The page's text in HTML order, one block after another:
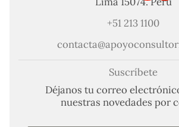
+51 213 1100
Suscríbete
Déjanos tu correo
nuestras novedades por